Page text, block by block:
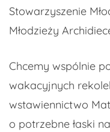
Stowarzyszenie
Młodzieży
Chcemy wspólnie
wakacyjnych
wstawiennictwo
o potrzebne łaski